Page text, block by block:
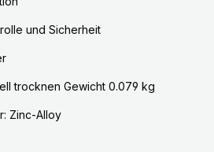
und Sicherheit
trocknen Gewicht 0.079 kg
Zinc-Alloy